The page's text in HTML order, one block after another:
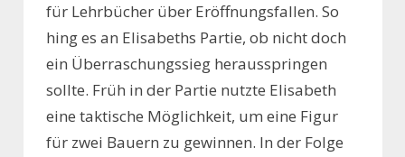
für Lehrbücher über Eröffnungsfallen. So
hing es an Elisabeths Partie, ob nicht doch
ein Überraschungssieg herausspringen
sollte. Früh in der Partie nutzte Elisabeth
eine taktische Möglichkeit, um eine Figur
für zwei Bauern zu gewinnen. In der Folge